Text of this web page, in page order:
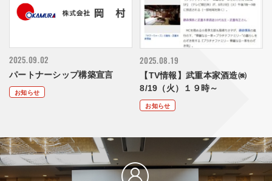
2025.09.02
パートナーシップ構築宣言
お知らせ
2025.08.19
【TV情報】武重本家酒造㈱
8/19（火）１９時～
お知らせ